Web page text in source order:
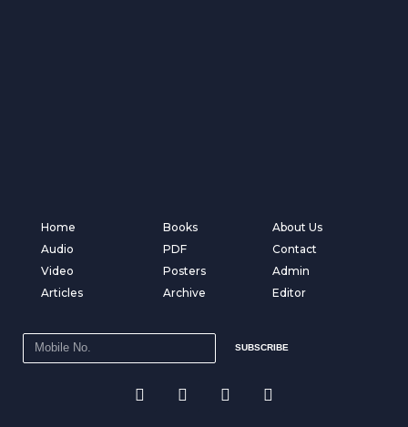
Home
Audio
Video
Articles
Books
PDF
Posters
Archive
About Us
Contact
Admin
Editor
SUBSCRIBE